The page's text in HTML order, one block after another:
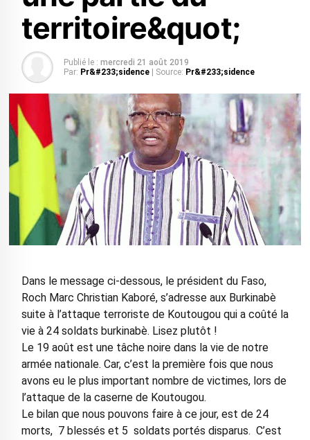
territoire&quot;
Publié le : mercredi 21 août 2019
Par: Pr&#233;sidence | Source: Pr&#233;sidence
Dans le message ci-dessous, le président du Faso,
Roch Marc Christian Kaboré, s’adresse aux Burkinabè
suite à l’attaque terroriste de Koutougou qui a coûté la
vie à 24 soldats burkinabè. Lisez plutôt !
Le 19 août est une tâche noire dans la vie de notre
armée nationale. Car, c’est la première fois que nous
avons eu le plus important nombre de victimes, lors de
l’attaque de la caserne de Koutougou.
Le bilan que nous pouvons faire à ce jour, est de 24
morts, 7 blessés et 5 soldats portés disparus. C’est